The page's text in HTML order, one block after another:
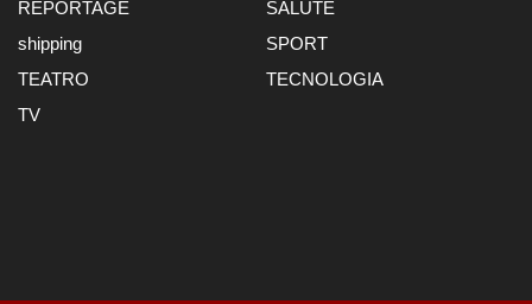
REPORTAGE
SALUTE
shipping
SPORT
TEATRO
TECNOLOGIA
TV